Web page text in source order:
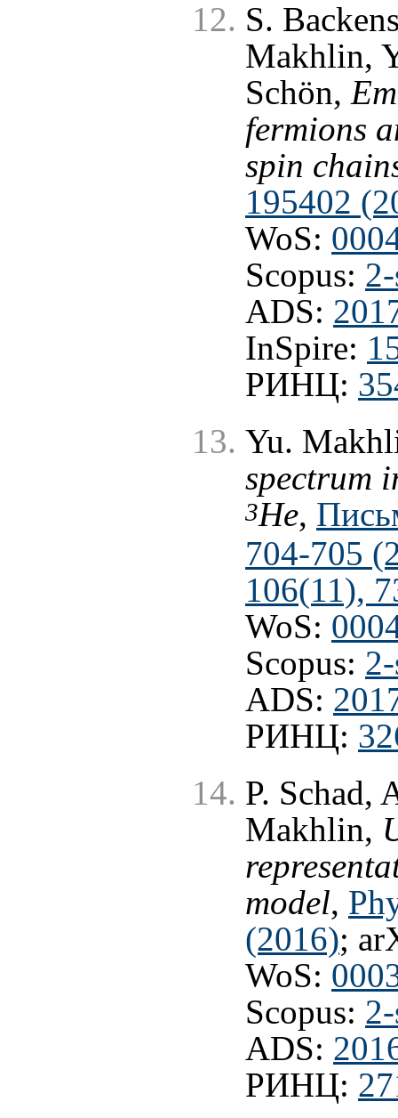
S.
Makhlin,
Schön,
fermions
spin
195402
WoS:
Scopus:
ADS:
InSpire:
РИНЦ:
Yu.
spectrum
3He,
704-705
106(11),
WoS:
Scopus:
ADS:
РИНЦ:
P. Schad,
Makhlin,
model,
(2016);
WoS:
Scopus:
ADS:
РИНЦ: